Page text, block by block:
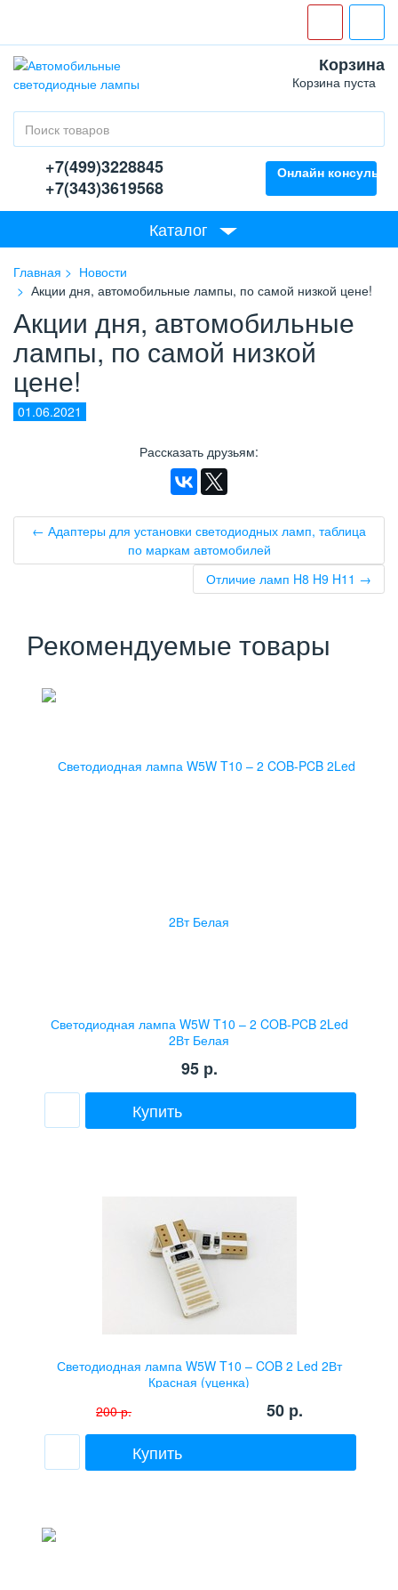
Корзина
Корзина пуста
+7(499)3228845
+7(343)3619568
Онлайн
Каталог
Главная
Новости
Акции дня, автомобильные лампы, по самой низкой цене!
Акции дня, автомобильные
лампы, по самой низкой
цене!
01.06.2021
Рассказать друзьям:
← Адаптеры для установки светодиодных ламп, таблица
по маркам автомобилей
Отличие ламп H8 H9 H11 →
Рекомендуемые товары
Светодиодная лампа W5W T10 – 2 COB-PCB 2Led
2Вт Белая
95р.
Купить
Светодиодная лампа W5W T10 – COB 2 Led 2Вт
Красная (уценка)
200р. 50р.
Купить